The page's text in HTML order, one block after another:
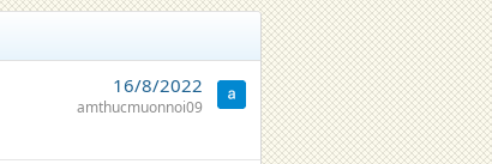
16/8/2022
amthucmuonnoi09